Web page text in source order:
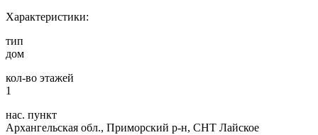
Характеристики:
тип
дом
кол-во этажей
1
нас. пункт
Архангельская обл., Приморский р-н, СНТ Лайское